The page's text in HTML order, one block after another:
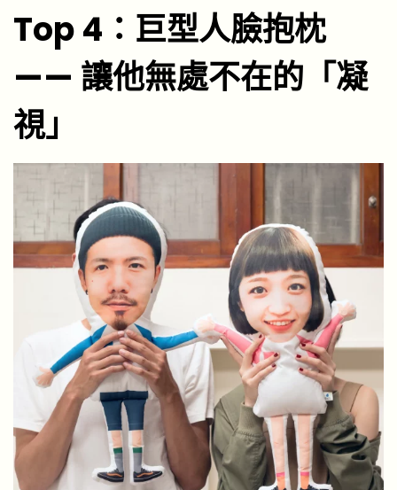
Top 4：巨型人臉抱枕
—— 讓他無處不在的「凝
視」